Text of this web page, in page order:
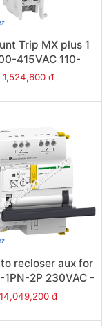
Trip MX plus 1
415VAC 110-
- Model
1,524,600 đ
recloser aux for
1PN-2P 230VAC -
A9C70132
14,049,200 đ